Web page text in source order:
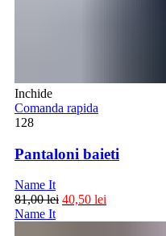
Inchide
Comanda rapida
128
Pantaloni baieti
Name It
81,00lei 40,50 lei
Name It